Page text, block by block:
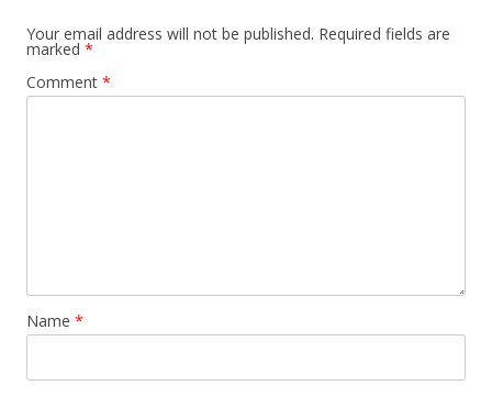
Your email address will not be published. Required fields are
marked *
Comment *
Name *